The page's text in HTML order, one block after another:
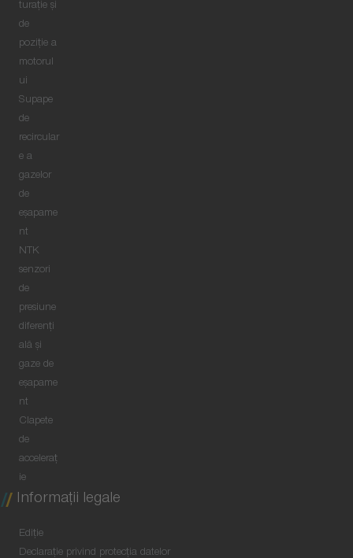
turație și
de
poziție a
motorul
ui
Supape
de
recircular
e a
gazelor
de
eșapame
nt
NTK
senzori
de
presiune
diferenți
ală și
gaze de
eșapame
nt
Clapete
de
acceleraț
ie
Informaţii legale
Ediţie
Declaraţie privind protecţia datelor